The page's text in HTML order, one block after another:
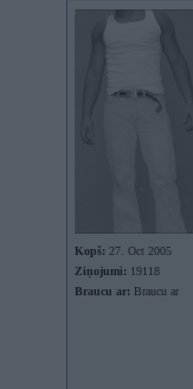
Kopš: 27. Oct 2005
Ziņojumi: 19118
Braucu ar: Braucu ar